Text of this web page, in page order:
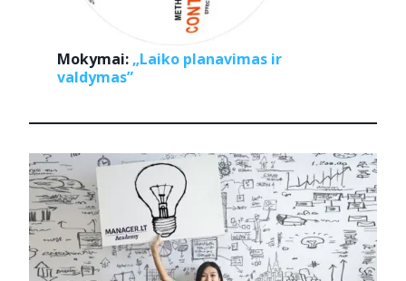
Mokymai: „Laiko planavimas ir
valdymas”